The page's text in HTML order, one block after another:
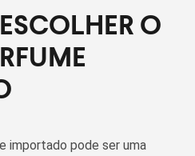
O
importado pode ser uma